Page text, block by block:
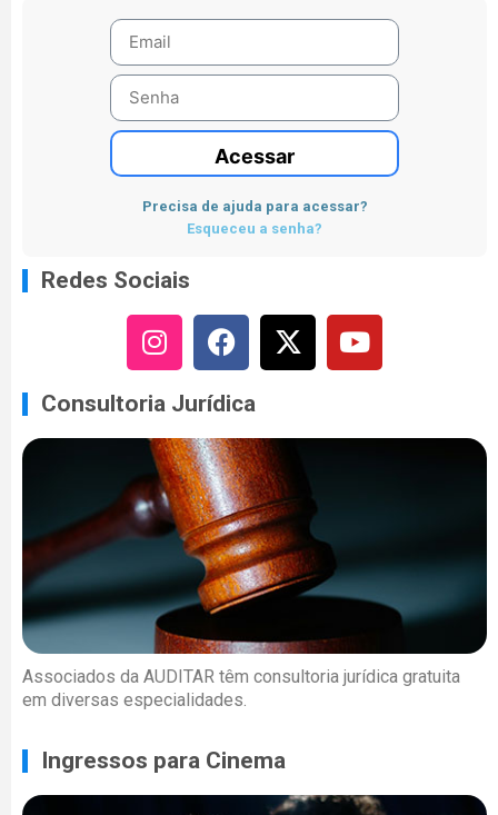
Acessar
Precisa de ajuda para acessar?
Esqueceu a senha?
Redes Sociais
Consultoria Jurídica
Associados da AUDITAR têm consultoria jurídica gratuita
em diversas especialidades.
Ingressos para Cinema